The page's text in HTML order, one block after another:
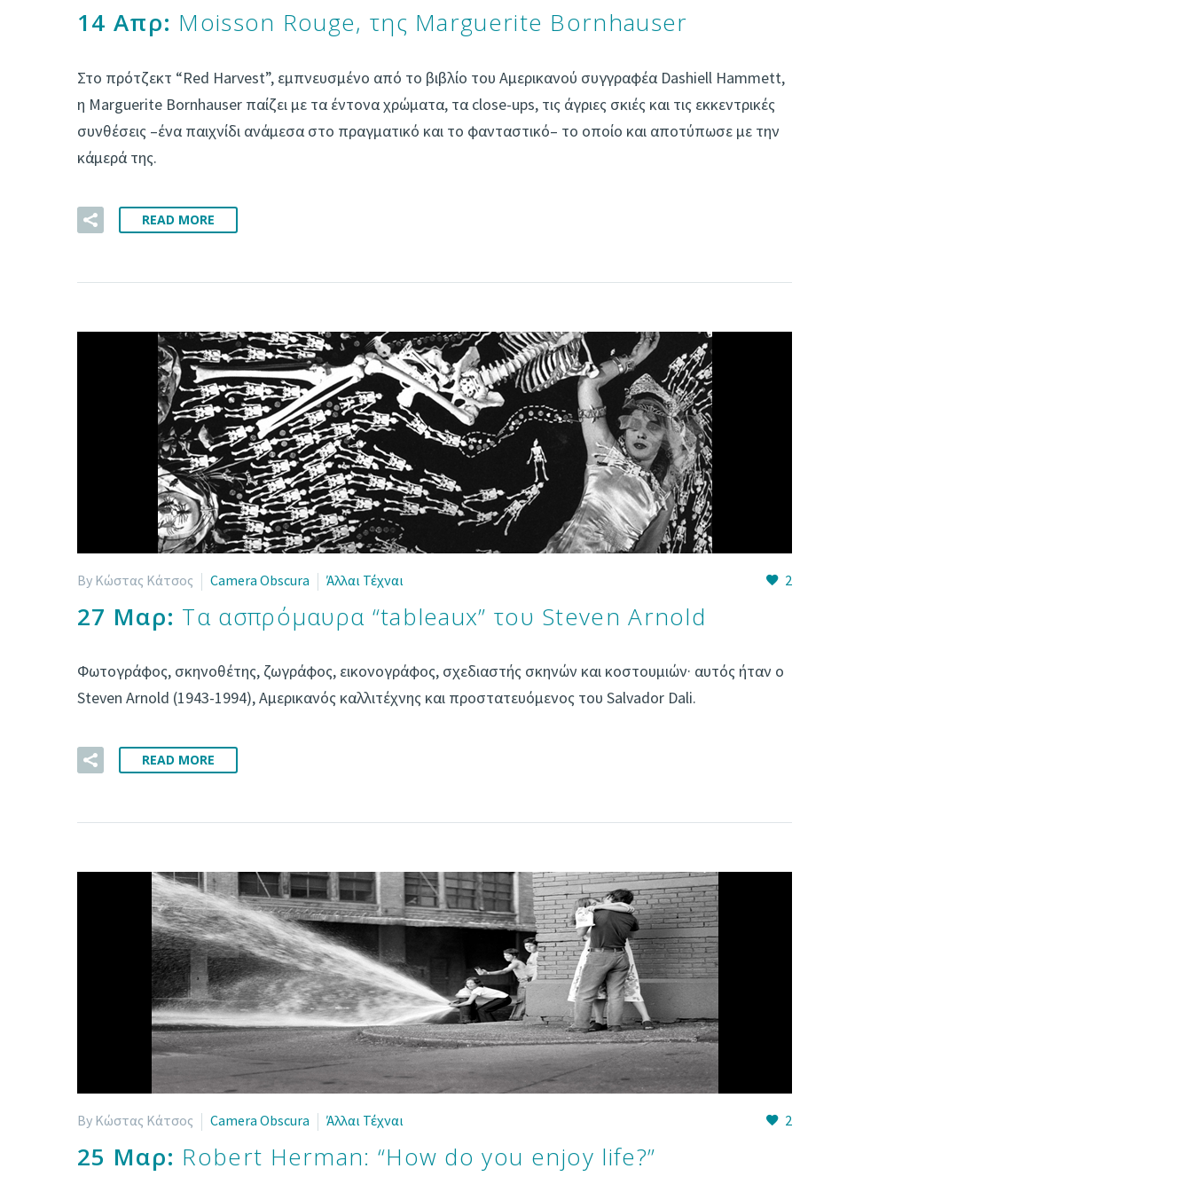
14 Απρ: Moisson Rouge, της Marguerite Bornhauser
Στο πρότζεκτ “Red Harvest”, εμπνευσμένο από το βιβλίο του Αμερικανού συγγραφέα Dashiell Hammett,
η Marguerite Bornhauser παίζει με τα έντονα χρώματα, τα close-ups, τις άγριες σκιές και τις εκκεντρικές
συνθέσεις –ένα παιχνίδι ανάμεσα στο πραγματικό και το φανταστικό– το οποίο και αποτύπωσε με την
κάμερά της.
READ MORE
2
By Κώστας Κάτσος Camera Obscura Άλλαι Τέχναι
27 Μαρ: Τα ασπρόμαυρα “tableaux” του Steven Arnold
Φωτογράφος, σκηνοθέτης, ζωγράφος, εικονογράφος, σχεδιαστής σκηνών και κοστουμιών· αυτός ήταν ο
Steven Arnold (1943-1994), Αμερικανός καλλιτέχνης και προστατευόμενος του Salvador Dali.
READ MORE
2
By Κώστας Κάτσος Camera Obscura Άλλαι Τέχναι
25 Μαρ: Robert Herman: “How do you enjoy life?”